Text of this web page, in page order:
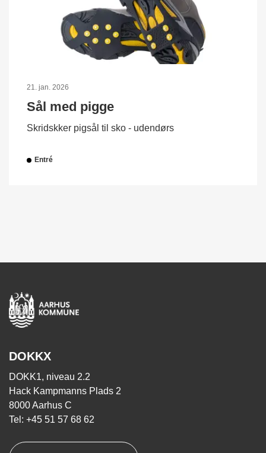
21. jan. 2026
Sål med pigge
Skridskker pigsål til sko - udendørs
Entré
DOKKX
DOKK1, niveau 2.2
Hack Kampmanns Plads 2
8000 Aarhus C
Tel: +45 51 57 68 62